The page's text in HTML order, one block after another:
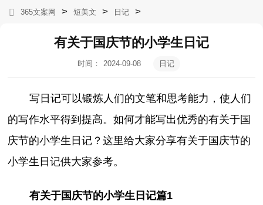
365文案网 > 短美文 > 日记 >
有关于国庆节的小学生日记
时间：
2024-09-08
日记
写日记可以锻炼人们的文笔和思考能力，使人们
的写作水平得到提高。如何才能写出优秀的有关于国
庆节的小学生日记？这里给大家分享有关于国庆节的
小学生日记供大家参考。
有关于国庆节的小学生日记篇1